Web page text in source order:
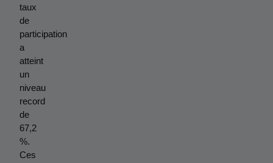
taux
de
participation
a
atteint
un
niveau
record
de
67,2
%.
Ces